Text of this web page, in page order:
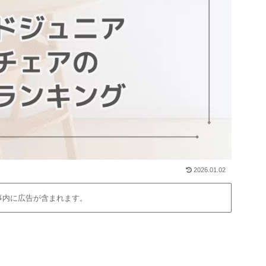
2026.01.02
に広告が含まれます。